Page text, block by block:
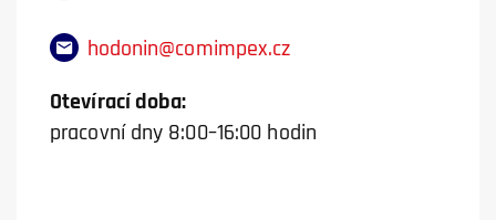
hodonin@comimpex.cz
Otevírací doba:
pracovní dny 8:00–16:00 hodin